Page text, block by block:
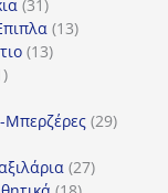
31
προϊόντα
1313
1313
1
Μπερζέρες 2929
2727